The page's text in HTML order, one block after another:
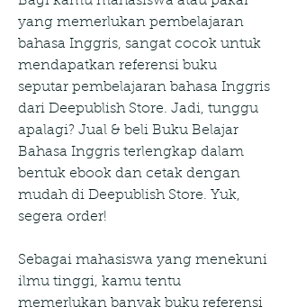
yang memerlukan pembelajaran
bahasa Inggris, sangat cocok untuk
mendapatkan referensi buku
seputar pembelajaran bahasa Inggris
dari Deepublish Store. Jadi, tunggu
apalagi? Jual & beli Buku Belajar
Bahasa Inggris terlengkap dalam
bentuk ebook dan cetak dengan
mudah di Deepublish Store. Yuk,
segera order!
Sebagai mahasiswa yang menekuni
ilmu tinggi, kamu tentu
memerlukan banyak buku referensi